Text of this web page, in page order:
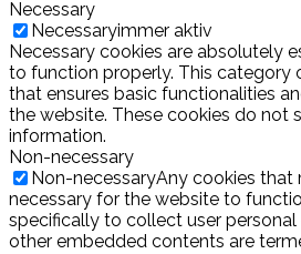
Necessary
Necessaryimmer aktiv
Necessary cookies are absolutely
to function properly. This category
that ensures basic functionalities
the website. These cookies do not
information.
Non-necessary
Non-necessaryAny cookies that
necessary for the website to
specifically to collect user personal
other embedded contents are